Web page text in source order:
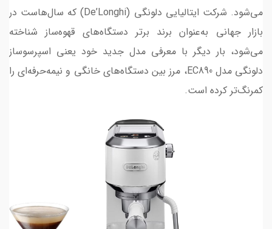
می‌شود. شرکت ایتالیایی دلونگی (De’Longhi) که سال‌هاست در
بازار جهانی به‌عنوان برند برتر دستگاه‌های قهوه‌ساز شناخته
می‌شود، بار دیگر با معرفی مدل جدید خود یعنی اسپرسوساز
دلونگی مدل EC890، مرز بین دستگاه‌های خانگی و نیمه‌حرفه‌ای را
کمرنگ‌تر کرده است.